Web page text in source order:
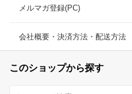
メルマガ登録(PC)
会社概要・決済方法・配送方法
このショップから探す